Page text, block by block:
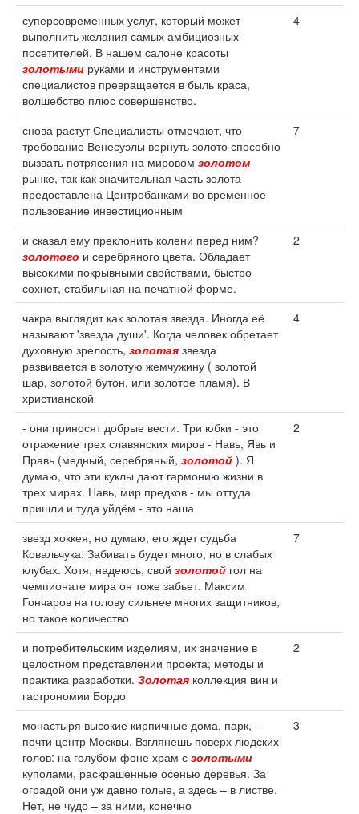
суперсовременных услуг, который может
выполнить желания самых амбициозных
посетителей. В нашем салоне красоты
золотыми руками и инструментами
специалистов превращается в быль краса,
волшебство плюс совершенство.
4
снова растут Специалисты отмечают, что
требование Венесуэлы вернуть золото способно
вызвать потрясения на мировом золотом
рынке, так как значительная часть золота
предоставлена Центробанками во временное
пользование инвестиционным
7
и сказал ему преклонить колени перед ним?
золотого и серебряного цвета. Обладает
высокими покрывными свойствами, быстро
сохнет, стабильная на печатной форме.
2
чакра выглядит как золотая звезда. Иногда её
называют 'звезда души'. Когда человек обретает
духовную зрелость, золотая звезда
развивается в золотую жемчужину ( золотой
шар, золотой бутон, или золотое пламя). В
христианской
4
- они приносят добрые вести. Три юбки - это
отражение трех славянских миров - Навь, Явь и
Правь (медный, серебряный, золотой ). Я
думаю, что эти куклы дают гармонию жизни в
трех мирах. Навь, мир предков - мы оттуда
пришли и туда уйдём - это наша
2
звезд хоккея, но думаю, его ждет судьба
Ковальчука. Забивать будет много, но в слабых
клубах. Хотя, надеюсь, свой золотой гол на
чемпионате мира он тоже забьет. Максим
Гончаров на голову сильнее многих защитников,
но такое количество
7
и потребительским изделиям, их значение в
целостном представлении проекта; методы и
практика разработки. Золотая коллекция вин и
гастрономии Бордо
2
монастыря высокие кирпичные дома, парк, –
почти центр Москвы. Взглянешь поверх людских
голов: на голубом фоне храм с золотыми
куполами, раскрашенные осенью деревья. За
оградой они уж давно голые, а здесь – в листве.
Нет, не чудо – за ними, конечно
3